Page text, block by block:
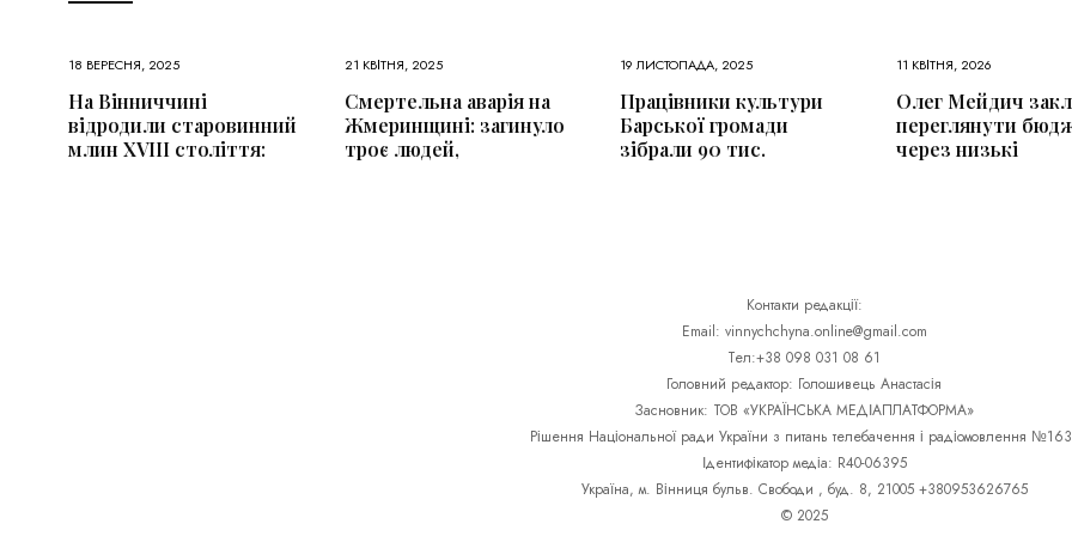
18 ВЕРЕСНЯ, 2025
На Вінниччині
відродили старовинний
млин XVIII століття:
21 КВІТНЯ, 2025
Смертельна аварія на
Жмеринщині: загинуло
троє людей,
19 ЛИСТОПАДА, 2025
Працівники культури
Барської громади
зібрали 90 тис.
11 КВІТНЯ, 2026
Олег Мейдич
переглянути
через низькі
Контакти редакції:
Email: vinnychchyna.online@gmail.com
Тел:+38 098 031 08 61
Головний редактор: Голошивець Анастасія
Засновник: ТОВ «УКРАЇНСЬКА МЕДІАПЛАТФОРМА»
Рішення Національної ради України з питань телебачення і радіомовлення
Ідентифікатор медіа: R40-06395
Україна, м. Вінниця бульв. Свободи , буд. 8, 21005 +380953626765
© 2025